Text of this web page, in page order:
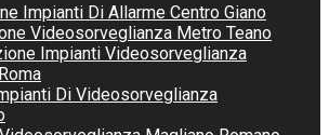
Impianti Di Allarme Centro Giano
Videosorveglianza Metro Teano
Impianti Videosorveglianza
Di Videosorveglianza